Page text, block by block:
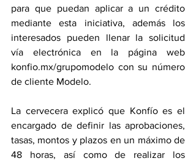
para que puedan aplicar a un crédito
mediante esta iniciativa, además los
interesados pueden llenar la solicitud
vía electrónica en la página web
konfio.mx/grupomodelo con su número
de cliente Modelo.
La cervecera explicó que Konfío es el
encargado de definir las aprobaciones,
tasas, montos y plazos en un máximo de
48 horas, así como de realizar los